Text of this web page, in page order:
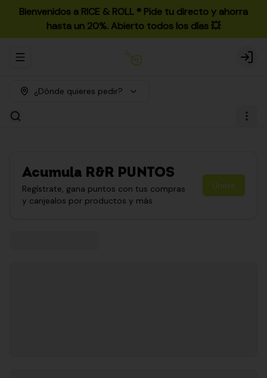
Bienvenidos a RICE & ROLL ®️ Pide tu directo y ahorra
hasta un 20%. Abierto todos los días 💥
Abrir menu de navegación Login
¿Dónde quieres pedir?
Acumula R&R PUNTOS
Regístrate, gana puntos con tus compras
y canjealos por productos y más
Únete